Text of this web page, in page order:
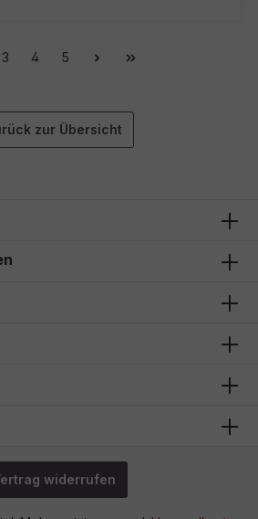
3 4 5
zur Übersicht
widerrufen